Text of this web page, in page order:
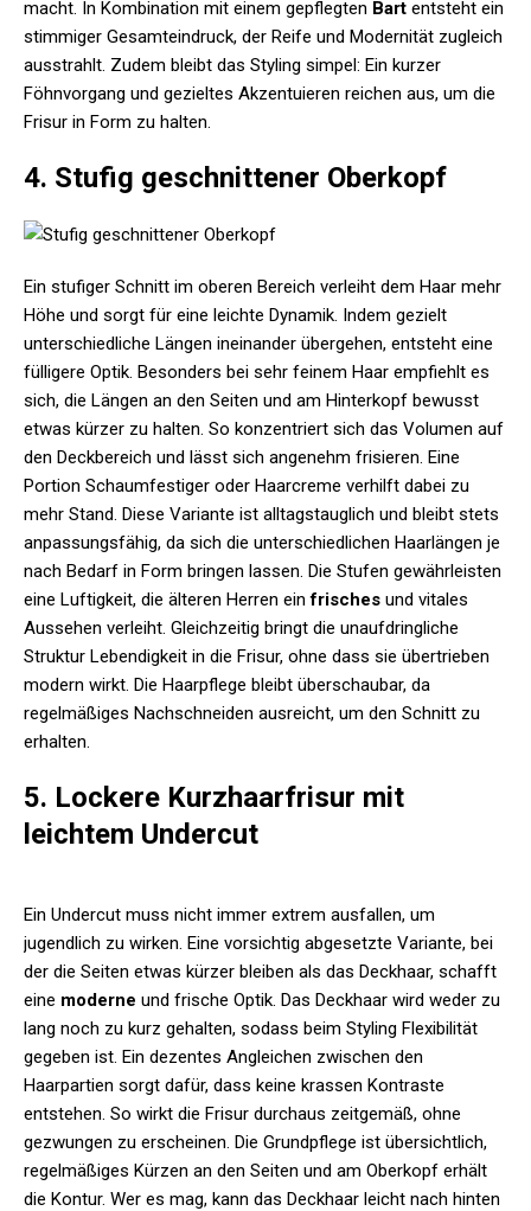
macht. In Kombination mit einem gepflegten Bart entsteht ein
stimmiger Gesamteindruck, der Reife und Modernität zugleich
ausstrahlt. Zudem bleibt das Styling simpel: Ein kurzer
Föhnvorgang und gezieltes Akzentuieren reichen aus, um die
Frisur in Form zu halten.
4. Stufig geschnittener Oberkopf
Ein stufiger Schnitt im oberen Bereich verleiht dem Haar mehr
Höhe und sorgt für eine leichte Dynamik. Indem gezielt
unterschiedliche Längen ineinander übergehen, entsteht eine
fülligere Optik. Besonders bei sehr feinem Haar empfiehlt es
sich, die Längen an den Seiten und am Hinterkopf bewusst
etwas kürzer zu halten. So konzentriert sich das Volumen auf
den Deckbereich und lässt sich angenehm frisieren. Eine
Portion Schaumfestiger oder Haarcreme verhilft dabei zu
mehr Stand. Diese Variante ist alltagstauglich und bleibt stets
anpassungsfähig, da sich die unterschiedlichen Haarlängen je
nach Bedarf in Form bringen lassen. Die Stufen gewährleisten
eine Luftigkeit, die älteren Herren einfrisches und vitales
Aussehen verleiht. Gleichzeitig bringt die unaufdringliche
Struktur Lebendigkeit in die Frisur, ohne dass sie übertrieben
modern wirkt. Die Haarpflege bleibt überschaubar, da
regelmäßiges Nachschneiden ausreicht, um den Schnitt zu
erhalten.
5. Lockere Kurzhaarfrisur mit
leichtem Undercut
Ein Undercut muss nicht immer extrem ausfallen, um
jugendlich zu wirken. Eine vorsichtig abgesetzte Variante, bei
der die Seiten etwas kürzer bleiben als das Deckhaar, schafft
eine moderne und frische Optik. Das Deckhaar wird weder zu
lang noch zu kurz gehalten, sodass beim Styling Flexibilität
gegeben ist. Ein dezentes Angleichen zwischen den
Haarpartien sorgt dafür, dass keine krassen Kontraste
entstehen. So wirkt die Frisur durchaus zeitgemäß, ohne
gezwungen zu erscheinen. Die Grundpflege ist übersichtlich,
regelmäßiges Kürzen an den Seiten und am Oberkopf erhält
die Kontur. Wer es mag, kann das Deckhaar leicht nach hinten